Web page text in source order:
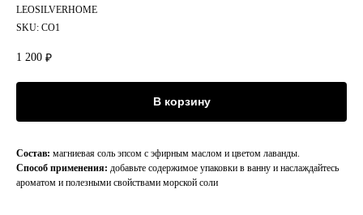
LEOSILVERHOME
SKU: СО1
1 200 ₽
В корзину
Состав: магниевая соль эпсом с эфирным маслом и цветом лаванды.
Способ применения: добавьте содержимое упаковки в ванну и наслаждайтесь
ароматом и полезными свойствами морской соли